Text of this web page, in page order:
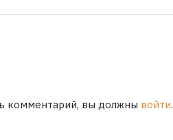
комментарий, вы должны войти.